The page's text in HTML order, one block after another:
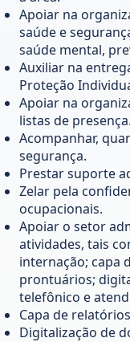
Apoiar na
saúde e
saúde mental,
Auxiliar na
Proteção
Apoiar na
listas de presença.
Acompanhar,
segurança.
Prestar suporte
Zelar pela
ocupacionais.
Apoiar o setor
atividades, tais
internação; capa
prontuários;
telefônico e
Capa de
Digitalização de